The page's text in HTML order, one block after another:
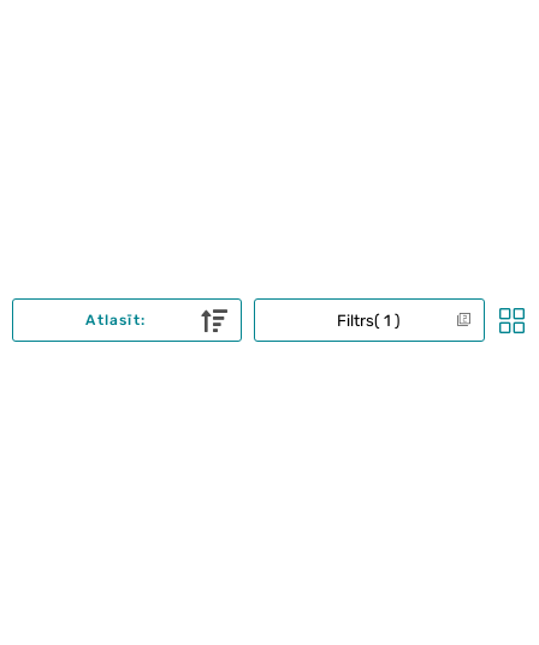
Filtrs 1
Atlasīt: